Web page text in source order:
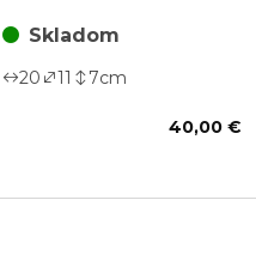
Skladom
20 11 7cm
40,00 €